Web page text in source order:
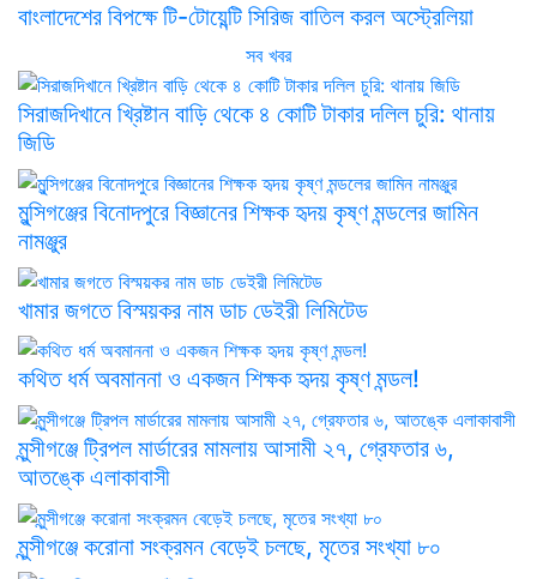
বাংলাদেশের বিপক্ষে টি-টোয়েন্টি সিরিজ বাতিল করল অস্ট্রেলিয়া
সব খবর
সিরাজদিখানে খ্রিষ্টান বাড়ি থেকে ৪ কোটি টাকার দলিল চুরি: থানায়
জিডি
মুন্সিগঞ্জের বিনোদপুরে বিজ্ঞানের শিক্ষক হৃদয় কৃষ্ণ মন্ডলের জামিন
নামঞ্জুর
খামার জগতে বিস্ময়কর নাম ডাচ ডেইরী লিমিটেড
কথিত ধর্ম অবমাননা ও একজন শিক্ষক হৃদয় কৃষ্ণ মন্ডল!
মুন্সীগঞ্জে ট্রিপল মার্ডারের মামলায় আসামী ২৭, গ্রেফতার ৬,
আতঙ্কে এলাকাবাসী
মুন্সীগঞ্জে করোনা সংক্রমন বেড়েই চলছে, মৃতের সংখ্যা ৮০